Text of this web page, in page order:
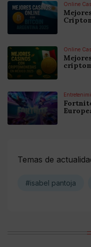
Online
Online
Temas de
#isabel pantoja